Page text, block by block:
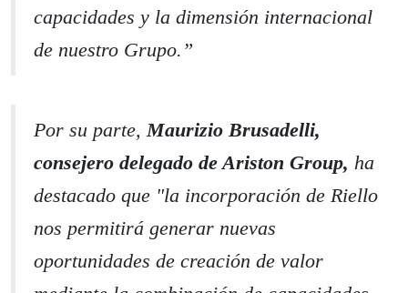
capacidades y la dimensión internacional
de nuestro Grupo.”
Por su parte,Maurizio Brusadelli,
consejero delegado de Ariston Group, ha
destacado que "la incorporación de Riello
nos permitirá generar nuevas
oportunidades de creación de valor